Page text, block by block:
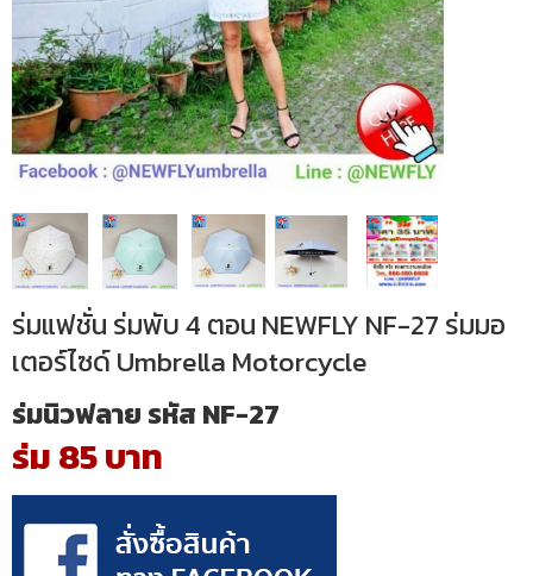
ร่มแฟชั่น ร่มพับ 4 ตอน NEWFLY NF-27 ร่มมอ
เตอร์ไซด์ Umbrella Motorcycle
ร่มนิวฟลาย รหัส NF-27
ร่ม 85 บาท